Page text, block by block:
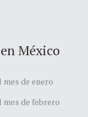
México
de enero
mes de febrero